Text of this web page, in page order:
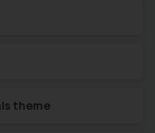
theme